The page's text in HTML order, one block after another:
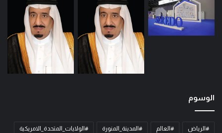
الوسوم
#الرياض #العالم #المدينة_المنورة #الولايات_المتحدة_الامريكية